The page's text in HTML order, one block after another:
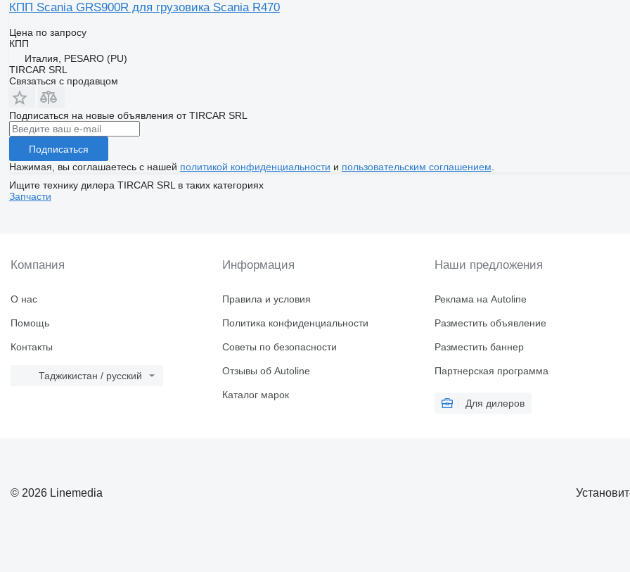
КПП Scania GRS900R для грузовика Scania R470
Цена по запросу
КПП
Италия, PESARO (PU)
TIRCAR SRL
Связаться с продавцом
Подписаться на новые объявления от TIRCAR SRL
Подписаться
Нажимая, вы соглашаетесь с нашей политикой конфиденциальности и пользовательским соглашением
Ищите технику дилера TIRCAR SRL в таких категориях
Запчасти
Компания
О нас
Помощь
Контакты
Таджикистан / русский
Информация
Правила и условия
Политика конфиденциальности
Советы по безопасности
Отзывы об Autoline
Каталог марок
Наши предложения
Реклама на Autoline
Разместить объявление
Разместить баннер
Партнерская программа
Для дилеров
© 2026 Linemedia